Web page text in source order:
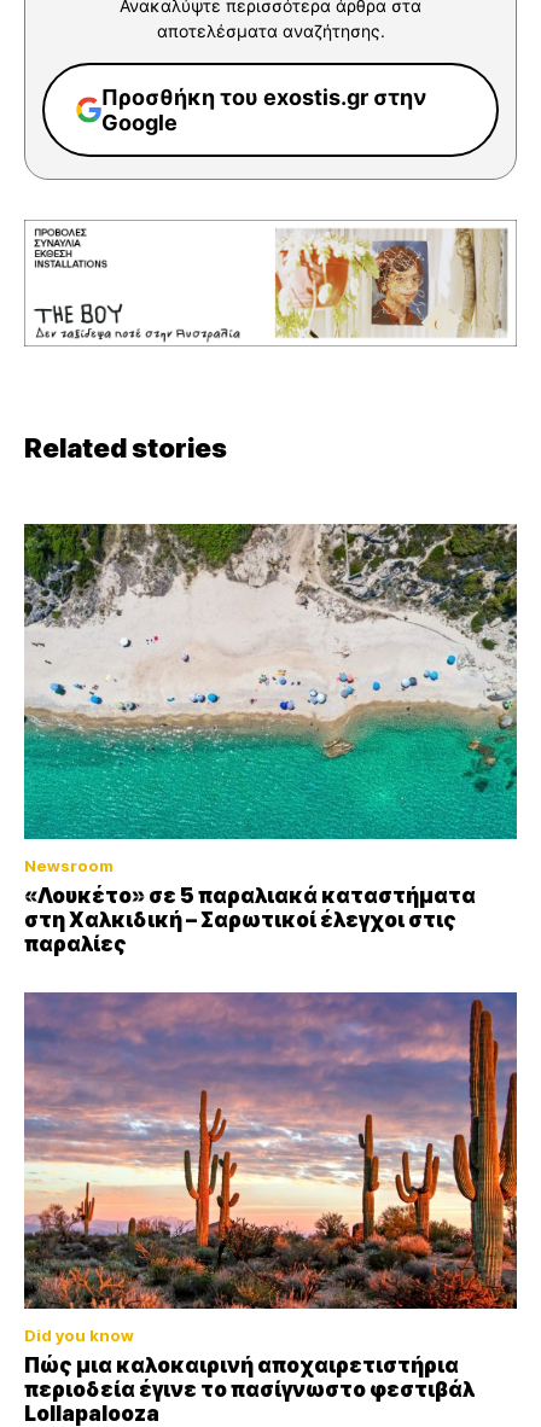
Ανακαλύψτε περισσότερα άρθρα στα
αποτελέσματα αναζήτησης.
Προσθήκη του exostis.gr στην
Google
Related stories
Newsroom
«Λουκέτο» σε 5 παραλιακά καταστήματα
στη Χαλκιδική – Σαρωτικοί έλεγχοι στις
παραλίες
Did you know
Πώς μια καλοκαιρινή αποχαιρετιστήρια
περιοδεία έγινε το πασίγνωστο φεστιβάλ
Lollapalooza